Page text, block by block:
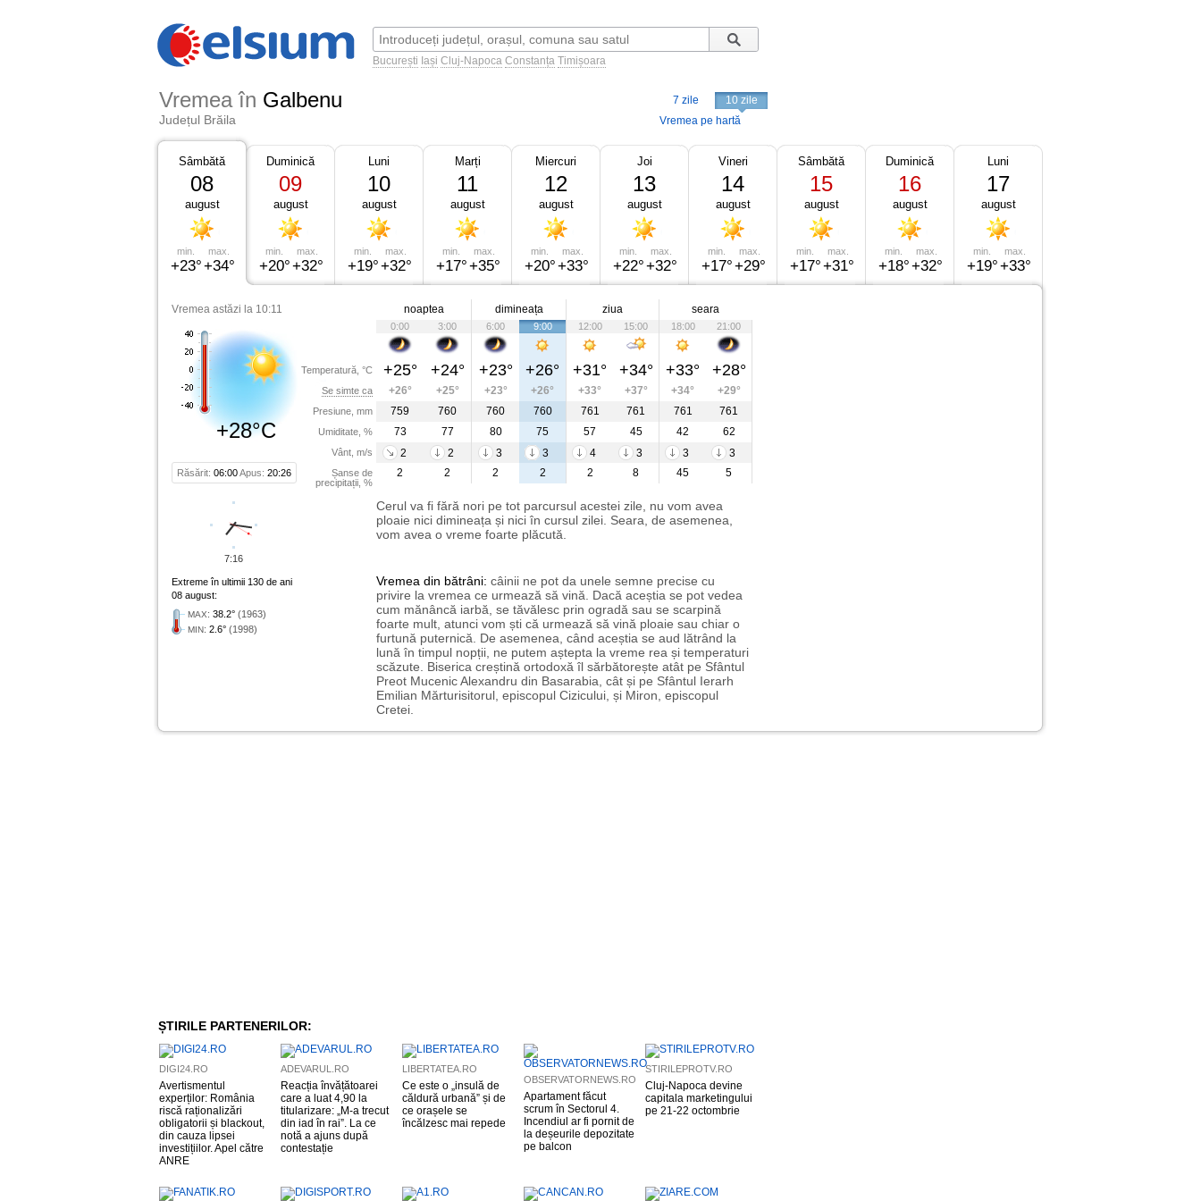
București Iași Cluj-Napoca Constanța Timișoara
Vremea în Galbenu
Județul Brăila
7 zile
10 zile
Vremea pe hartă
Sâmbătă
08
august
min.
+23°
max.
+34°
Duminică
09
august
min.
+20°
max.
+32°
Luni
10
august
min.
+19°
max.
+32°
Marți
11
august
min.
+17°
max.
+35°
Miercuri
12
august
min.
+20°
max.
+33°
Joi
13
august
min.
+22°
max.
+32°
Vineri
14
august
min.
+17°
max.
+29°
Sâmbătă
15
august
min.
+17°
max.
+31°
Duminică
16
august
min.
+18°
max.
+32°
Luni
17
august
min.
+19°
max.
+33°
Vremea astăzi la 10:11
+28°C
Răsărit: 06:00Apus: 20:26
Temperatură, °C
Se simte ca
Presiune, mm
Umiditate, %
Vânt, m/s
Șanse de
precipitații, %
noaptea dimineața ziua seara
0:00 3:00 6:00 9:00 12:00 15:00 18:00 21:00
+25° +24° +23° +26° +31° +34° +33° +28°
+26° +25° +23° +26° +33° +37° +34°
+29°
759
760 760 760 761 761 761
761
73
77 80 75 57 45 42
62
2
2 3 3 4 3 3
3
2
2 2 2 2 8 45 5
Cerul va fi fără nori pe tot parcursul acestei zile, nu vom avea
ploaie nici dimineața și nici în cursul zilei. Seara, de asemenea,
vom avea o vreme foarte plăcută.
Extreme în ultimii 130 de ani
08 august:
MAX: 38.2° (1963)
MIN: 2.6° (1998)
Vremea din bătrâni: câinii ne pot da unele semne precise cu
privire la vremea ce urmează să vină. Dacă aceștia se pot vedea
cum mănâncă iarbă, se tăvălesc prin ogradă sau se scarpină
foarte mult, atunci vom ști că urmează să vină ploaie sau chiar o
furtună puternică. De asemenea, când aceștia se aud lătrând la
lună în timpul nopții, ne putem aștepta la vreme rea și temperaturi
scăzute. Biserica creștină ortodoxă îl sărbătorește atât pe Sfântul
Preot Mucenic Alexandru din Basarabia, cât și pe Sfântul Ierarh
Emilian Mărturisitorul, episcopul Cizicului, și Miron, episcopul
Cretei.
7:16
ȘTIRILE PARTENERILOR:
DIGI24.RO
Avertismentul
experților: România
riscă raționalizări
obligatorii și blackout,
din cauza lipsei
investițiilor. Apel către
ANRE
ADEVARUL.RO
Reacția învățătoarei
care a luat 4,90 la
titularizare: „M-a trecut
din iad în rai”. La ce
notă a ajuns după
contestație
LIBERTATEA.RO
Ce este o „insulă de
căldură urbană” și de
ce orașele se
încălzesc mai repede
OBSERVATORNEWS.RO
Apartament făcut
scrum în Sectorul 4.
Incendiul ar fi pornit de
la deșeurile depozitate
pe balcon
STIRILEPROTV.RO
Cluj-Napoca devine
capitala marketingului
pe 21-22 octombrie